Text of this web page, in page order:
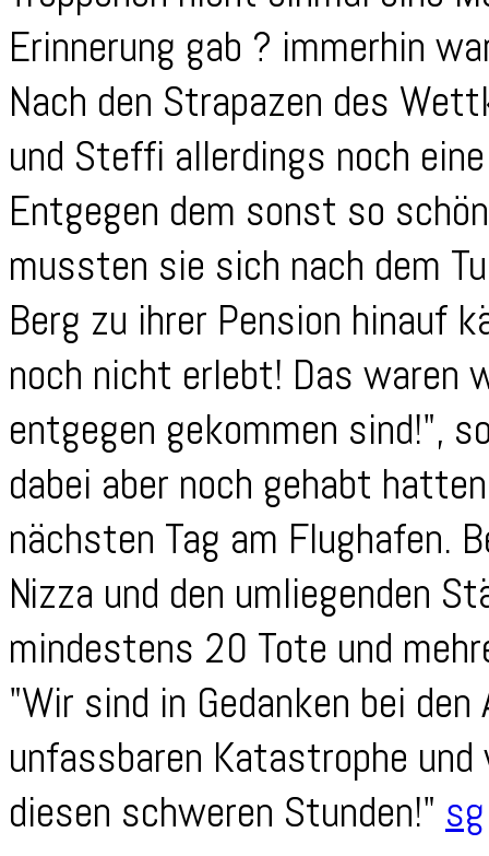
Erinnerung gab ? immerhin
Nach den Strapazen des
und Steffi allerdings noch
Entgegen dem sonst so
mussten sie sich nach dem
Berg zu ihrer Pension hinauf
noch nicht erlebt! Das waren
entgegen gekommen sind!",
dabei aber noch gehabt
nächsten Tag am Flughafen.
Nizza und den umliegenden
mindestens 20 Tote und
"Wir sind in Gedanken bei
unfassbaren Katastrophe
diesen schweren Stunden!" sg